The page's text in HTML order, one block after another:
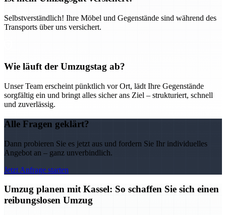
Selbstverständlich! Ihre Möbel und Gegenstände sind während des
Transports über uns versichert.
Wie läuft der Umzugstag ab?
Unser Team erscheint pünktlich vor Ort, lädt Ihre Gegenstände
sorgfältig ein und bringt alles sicher ans Ziel – strukturiert, schnell
und zuverlässig.
Alle Fragen geklärt?
Dann probieren Sie es jetzt aus und fordern Sie Ihr individuelles
Angebot an – ganz unverbindlich.
Jetzt Anfrage starten
Umzug planen mit Kassel: So schaffen Sie sich einen
reibungslosen Umzug